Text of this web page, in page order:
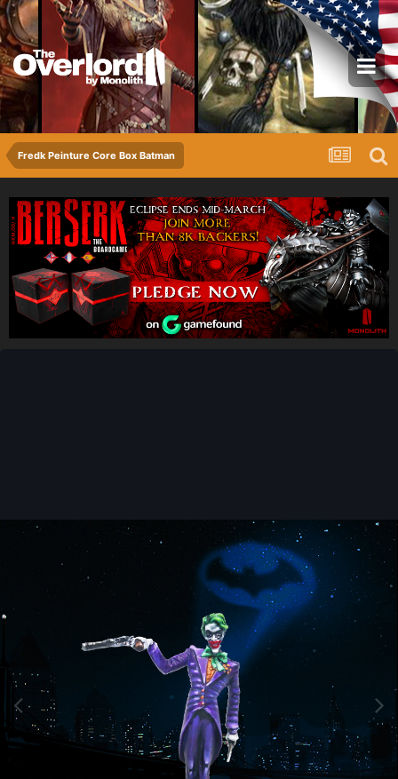
Fredk Peinture Core Box Batman